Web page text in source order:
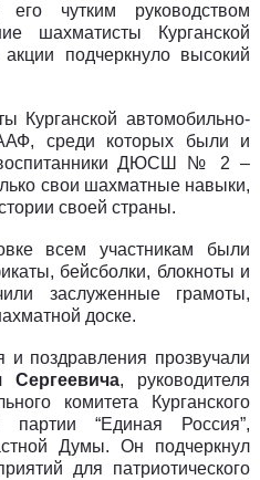
чутким руководством
шахматисты Курганской
подчеркнуло высокий
Курганской автомобильно-
среди которых были и
воспитанники ДЮСШ № 2 –
свои шахматные навыки,
своей страны.
всем участникам были
бейсболки, блокноты и
заслуженные грамоты,
доске.
и поздравления прозвучали
Сергеевича, руководителя
комитета Курганского
партии “Единая Россия”,
Думы. Он подчеркнул
для патриотического